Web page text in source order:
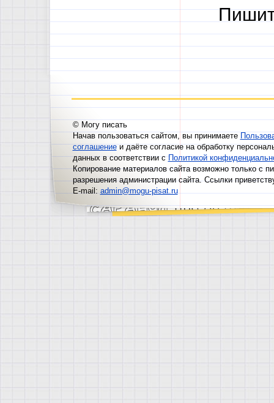
© Могу писать
Начав пользоваться сайтом, вы принимаете
соглашениеи даёте согласие на обработку
данных в соответствии сПолитикой
Копирование материалов сайта возможно только с
разрешения администрации сайта. Ссылки
E-mail:admin@mogu-pisat.ru